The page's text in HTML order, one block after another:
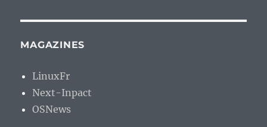
MAGAZINES
LinuxFr
Next-Inpact
OSNews